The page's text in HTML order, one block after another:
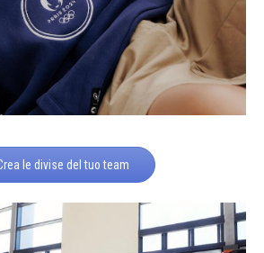
le divise del tuo team